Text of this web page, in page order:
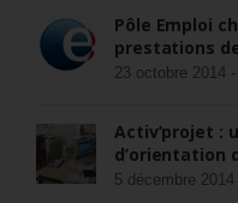
Pôle Emploi
prestations
23 octobre 2014 -
Activ’projet :
d’orientation
5 décembre 2014